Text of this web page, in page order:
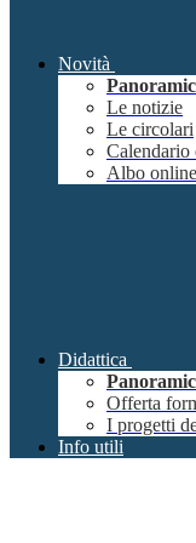
Novità
Le notizie
Le circolari
Calendario
Albo online
Didattica
Offerta
I progetti
Info utili